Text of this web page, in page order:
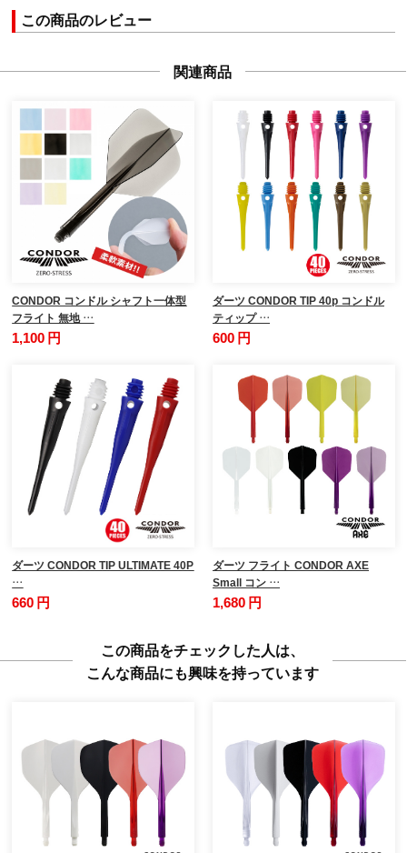
この商品のレビュー
関連商品
CONDOR コンドル シャフト一体型
フライト 無地 …
1,100 円
ダーツ CONDOR TIP 40p コンドル
ティップ …
600 円
ダーツ CONDOR TIP ULTIMATE 40P
…
660 円
ダーツ フライト CONDOR AXE
Small コン …
1,680 円
この商品をチェックした人は、
こんな商品にも興味を持っています